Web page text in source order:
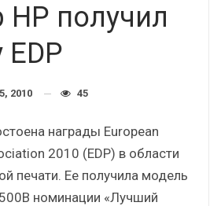
HP получил
EDP
2010 45
награды European
2010 (EDP) в области
печати. Ее получила модель
номинации «Лучший